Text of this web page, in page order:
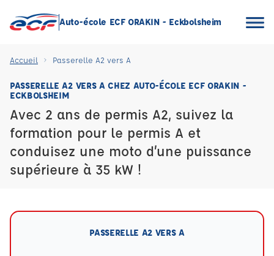
Auto-école ECF ORAKIN - Eckbolsheim
Accueil Passerelle A2 vers A
PASSERELLE A2 VERS A CHEZ AUTO-ÉCOLE ECF ORAKIN -
ECKBOLSHEIM
Avec 2 ans de permis A2, suivez la
formation pour le permis A et
conduisez une moto d’une puissance
supérieure à 35 kW !
PASSERELLE A2 VERS A